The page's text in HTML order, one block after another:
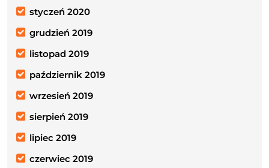
styczeń 2020
grudzień 2019
listopad 2019
październik 2019
wrzesień 2019
sierpień 2019
lipiec 2019
czerwiec 2019